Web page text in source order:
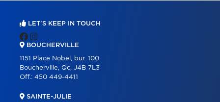
LET'S KEEP IN TOUCH
BOUCHERVILLE
1151 Place Nobel, bur. 100
Boucherville, Qc, J4B 7L3
Off.: 450 449-4411
SAINTE-JULIE